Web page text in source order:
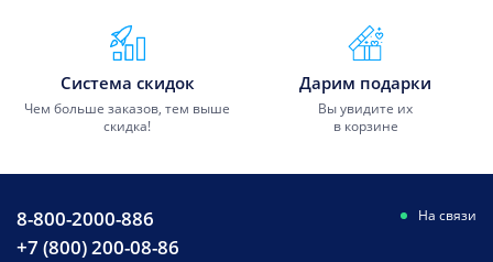
Система скидок
Чем больше заказов, тем выше
скидка!
Дарим подарки
Вы увидите их
в корзине
8-800-2000-886
+7 (800) 200-08-86
На связи